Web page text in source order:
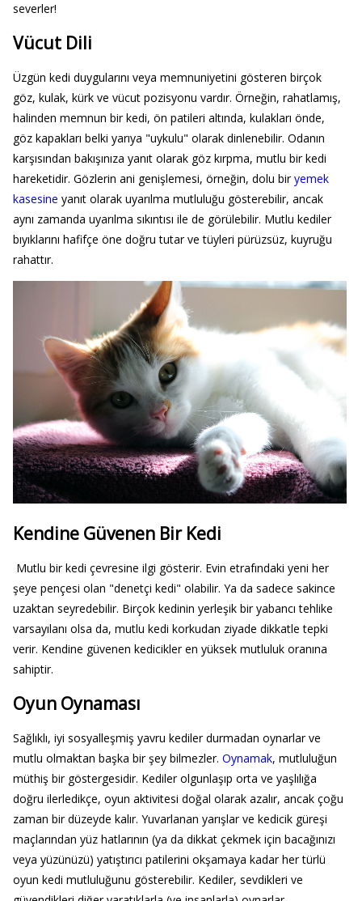
severler!
Vücut Dili
Üzgün kedi duygularını veya memnuniyetini gösteren birçok
göz, kulak, kürk ve vücut pozisyonu vardır. Örneğin, rahatlamış,
halinden memnun bir kedi, ön patileri altında, kulakları önde,
göz kapakları belki yarıya "uykulu" olarak dinlenebilir. Odanın
karşısından bakışınıza yanıt olarak göz kırpma, mutlu bir kedi
hareketidir. Gözlerin ani genişlemesi, örneğin, dolu biryemek
kasesine yanıt olarak uyarılma mutluluğu gösterebilir, ancak
aynı zamanda uyarılma sıkıntısı ile de görülebilir. Mutlu kediler
bıyıklarını hafifçe öne doğru tutar ve tüyleri pürüzsüz, kuyruğu
rahattır.
Kendine Güvenen Bir Kedi
Mutlu bir kedi çevresine ilgi gösterir. Evin etrafındaki yeni her
şeye pençesi olan "denetçi kedi" olabilir. Ya da sadece sakince
uzaktan seyredebilir. Birçok kedinin yerleşik bir yabancı tehlike
varsayılanı olsa da, mutlu kedi korkudan ziyade dikkatle tepki
verir. Kendine güvenen kedicikler en yüksek mutluluk oranına
sahiptir.
Oyun Oynaması
Sağlıklı, iyi sosyalleşmiş yavru kediler durmadan oynarlar ve
mutlu olmaktan başka bir şey bilmezler. Oynamak, mutluluğun
müthiş bir göstergesidir. Kediler olgunlaşıp orta ve yaşlılığa
doğru ilerledikçe, oyun aktivitesi doğal olarak azalır, ancak çoğu
zaman bir düzeyde kalır. Yuvarlanan yarışlar ve kedicik güreşi
maçlarından yüz hatlarının (ya da dikkat çekmek için bacağınızı
veya yüzünüzü) yatıştırıcı patilerini okşamaya kadar her türlü
oyun kedi mutluluğunu gösterebilir. Kediler, sevdikleri ve